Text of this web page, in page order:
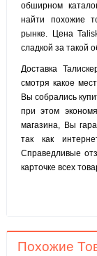
обширном
найти похожие
рынке. Цена
сладкой за такой
Доставка
смотря какое
Вы собрались
при этом
магазина, Вы
так как
Справедливые
карточке всех
Похожие